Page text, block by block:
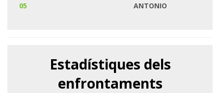
05
ANTONIO
Estadístiques dels
enfrontaments